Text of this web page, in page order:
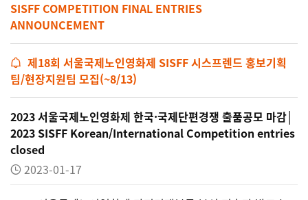
SISFF COMPETITION FINAL ENTRIES
ANNOUNCEMENT
제18회 서울국제노인영화제 SISFF 시스프렌드 홍보기획
팀/현장지원팀 모집(~8/13)
2023 서울국제노인영화제 한국·국제단편경쟁 출품공모 마감│
2023 SISFF Korean/International Competition entries
closed
2023-01-17